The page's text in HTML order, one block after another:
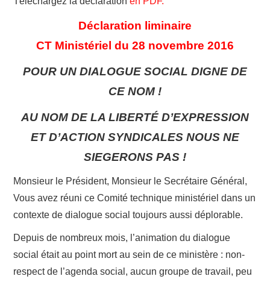
Déclaration liminaire
CT Ministériel du 28 novembre 2016
POUR UN DIALOGUE SOCIAL DIGNE DE
CE NOM !
AU NOM DE LA LIBERTÉ D’EXPRESSION
ET D’ACTION SYNDICALES NOUS NE
SIEGERONS PAS !
Monsieur le Président, Monsieur le Secrétaire Général,
Vous avez réuni ce Comité technique ministériel dans un
contexte de dialogue social toujours aussi déplorable.
Depuis de nombreux mois, l’animation du dialogue
social était au point mort au sein de ce ministère : non-
respect de l’agenda social, aucun groupe de travail, peu